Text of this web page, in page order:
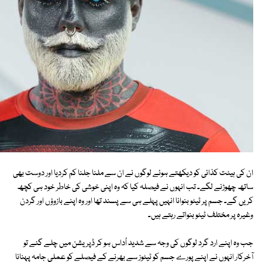
ان کی ہیئت کذائی کو دیکھتے ہوئے لوگوں نے ان سے ملنا جلنا کم کردیا اور دوست بھی
ساتھ چھوڑنے لگے۔ تب انہوں نے فیصلہ کیا کہ وہ اپنی خوشی کی خاطر خود ہی کچھ
کریں گے۔ جسم پر ٹیٹو بنوانا انہیں پہلے ہی سے پسند تھا اور وہ اپنے بازوؤں اور گردن
وغیرہ پر مختلف ٹیٹو بنواتے رہتے ہیں۔
جب وہ اپنے ارد گرد لوگوں کی وجہ سے شدید اُداس ہو کر ڈپریشن میں چلے گئے تو
آخرکار انہوں نے اپنے پورے جسم کو ٹیٹوز سے بھرنے کے فیصلے کو عملی جامہ پہنانا